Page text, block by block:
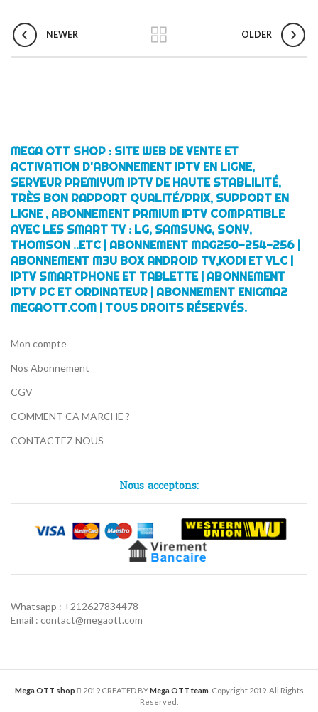
NEWER OLDER
MEGA OTT SHOP : SITE WEB DE VENTE ET
ACTIVATION D'ABONNEMENT IPTV EN LIGNE,
SERVEUR PREMIYUM IPTV DE HAUTE STABLILITÉ,
TRÈS BON RAPPORT QUALITÉ/PRIX, SUPPORT EN
LIGNE , ABONNEMENT PRMIUM IPTV COMPATIBLE
AVEC LES SMART TV : LG, SAMSUNG, SONY,
THOMSON ..ETC | ABONNEMENT MAG250-254-256 |
ABONNEMENT M3U BOX ANDROID TV,KODI ET VLC |
IPTV SMARTPHONE ET TABLETTE | ABONNEMENT
IPTV PC ET ORDINATEUR | ABONNEMENT ENIGMA2
MEGAOTT.COM | TOUS DROITS RÉSERVÉS.
Mon compte
Nos Abonnement
CGV
COMMENT CA MARCHE ?
CONTACTEZ NOUS
Nous acceptons:
Whatsapp : +212627834478
Email : contact@megaott.com
Mega OTT shop 2019 CREATED BYMega OTT team . Copyright 2019. All Rights
Reserved.